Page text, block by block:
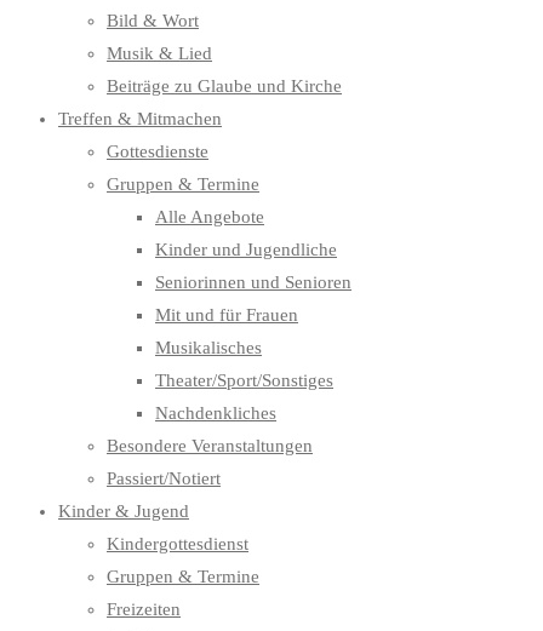
Bild & Wort
Musik & Lied
Beiträge zu Glaube und Kirche
Treffen & Mitmachen
Gottesdienste
Gruppen & Termine
Alle Angebote
Kinder und Jugendliche
Seniorinnen und Senioren
Mit und für Frauen
Musikalisches
Theater/Sport/Sonstiges
Nachdenkliches
Besondere Veranstaltungen
Passiert/Notiert
Kinder & Jugend
Kindergottesdienst
Gruppen & Termine
Freizeiten